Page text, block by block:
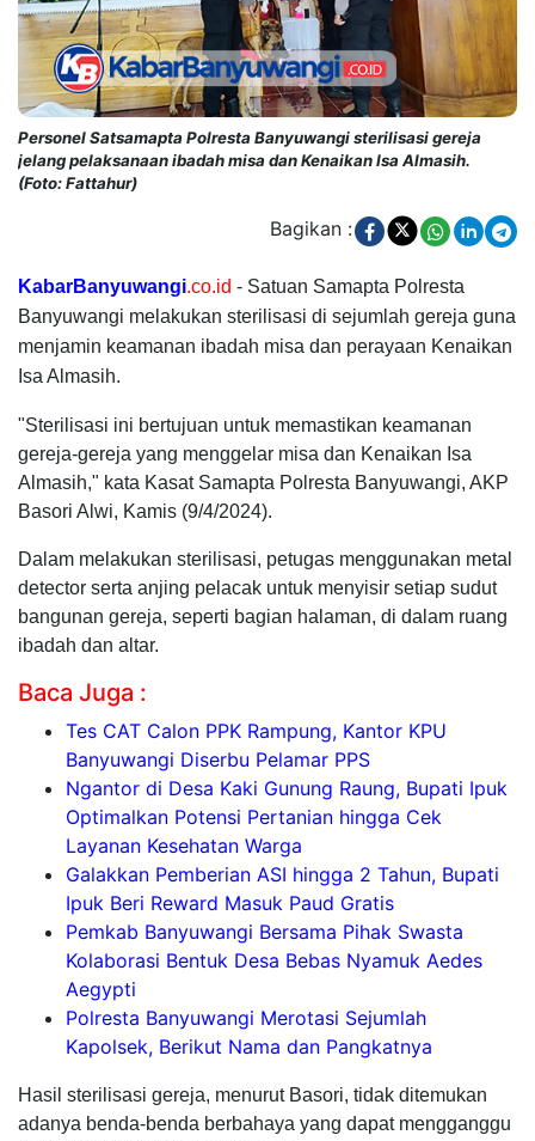
Personel Satsamapta Polresta Banyuwangi sterilisasi gereja
jelang pelaksanaan ibadah misa dan Kenaikan Isa Almasih.
(Foto: Fattahur)
Bagikan :
KabarBanyuwangi.co.id - Satuan Samapta Polresta
Banyuwangi melakukan sterilisasi di sejumlah gereja guna
menjamin keamanan ibadah misa dan perayaan Kenaikan
Isa Almasih.
"Sterilisasi ini bertujuan untuk memastikan keamanan
gereja-gereja yang menggelar misa dan Kenaikan Isa
Almasih," kata Kasat Samapta Polresta Banyuwangi, AKP
Basori Alwi, Kamis (9/4/2024).
Dalam melakukan sterilisasi, petugas menggunakan metal
detector serta anjing pelacak untuk menyisir setiap sudut
bangunan gereja, seperti bagian halaman, di dalam ruang
ibadah dan altar.
Baca Juga :
Tes CAT Calon PPK Rampung, Kantor KPU
Banyuwangi Diserbu Pelamar PPS
Ngantor di Desa Kaki Gunung Raung, Bupati Ipuk
Optimalkan Potensi Pertanian hingga Cek
Layanan Kesehatan Warga
Galakkan Pemberian ASI hingga 2 Tahun, Bupati
Ipuk Beri Reward Masuk Paud Gratis
Pemkab Banyuwangi Bersama Pihak Swasta
Kolaborasi Bentuk Desa Bebas Nyamuk Aedes
Aegypti
Polresta Banyuwangi Merotasi Sejumlah
Kapolsek, Berikut Nama dan Pangkatnya
Hasil sterilisasi gereja, menurut Basori, tidak ditemukan
adanya benda-benda berbahaya yang dapat mengganggu